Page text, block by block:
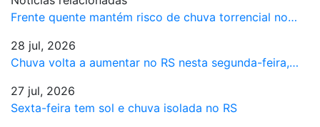
Frente quente mantém risco de chuva torrencial no…
28 jul, 2026
Chuva volta a aumentar no RS nesta segunda-feira,…
27 jul, 2026
Sexta-feira tem sol e chuva isolada no RS